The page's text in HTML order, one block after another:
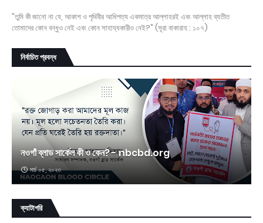
"তুমি কী জানো না যে, আকাশ ও পৃথিবীর আধিপত্য একমাত্র আল্লাহরই এবং আল্লাহ ব্যতীত
তোমাদের কোন বন্ধুও নেই এবং কোন সাহায্যকারীও নেই?" (সূরা বাকারাহ : ১০৭)
নির্বাচিত প্রবন্ধ
নওগাঁ ব্লাড সার্কেল কী ও কেন? - nbcbd.org
মার্চ ০৫, ২০২৩
ক্যাটাগরি